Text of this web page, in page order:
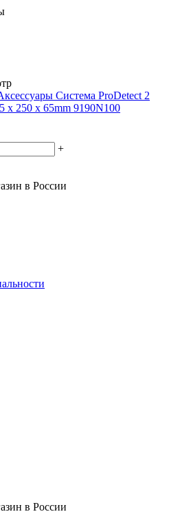
Система ProDetect 2
x 250 x 65mm 9190N100
+
в России
в России